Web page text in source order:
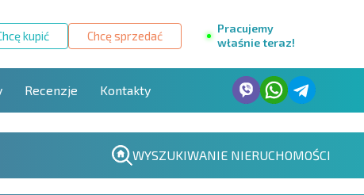
kupić Chcę sprzedać
Pracujemy
właśnie teraz!
Recenzje Kontakty
WYSZUKIWANIE NIERUCHOMOŚCI